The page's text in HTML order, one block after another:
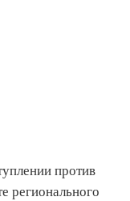
против
регионального